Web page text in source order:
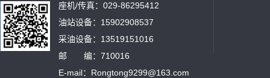
座机/传真：029-86295412
油站设备：15902908537
采油设备：13519151016
邮 编：710016
E-mail：Rongtong9299@163.com